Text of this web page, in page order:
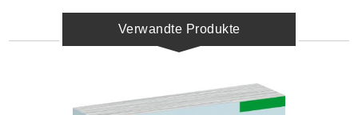
Verwandte Produkte